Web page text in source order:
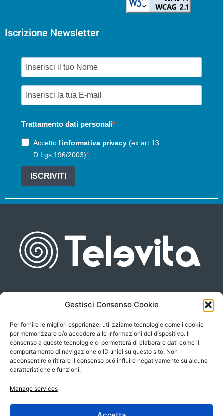
Gestisci Consenso Cookie
Per fornire le migliori esperienze, utilizziamo tecnologie come i cookie
per memorizzare e/o accedere alle informazioni del dispositivo. Il
consenso a queste tecnologie ci permetterà di elaborare dati come il
comportamento di navigazione o ID unici su questo sito. Non
acconsentire o ritirare il consenso può influire negativamente su alcune
caratteristiche e funzioni.
Manage services
Iscrizione Newsletter
Trattamento dati personali
Accetto l'informativa privacy (ex art.13
D.Lgs.196/2003)
ISCRIVITI
Piazza san Giovanni, 6
P.Iva 00566630323
info@televita.it